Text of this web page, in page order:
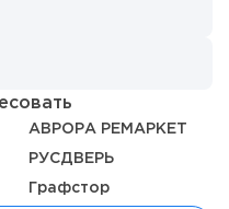
как это влияет на
АВРОРА РЕМАРКЕТ
РУСДВЕРЬ
Графстор